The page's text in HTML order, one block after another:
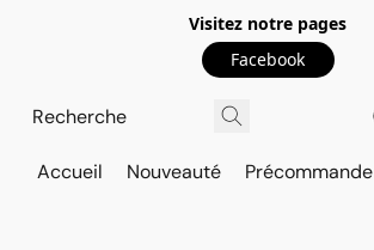
Visitez notre pages
Facebook
Accueil Nouveauté Précommande